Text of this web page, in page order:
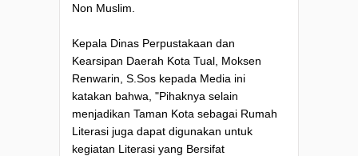
Non Muslim.
Kepala Dinas Perpustakaan dan
Kearsipan Daerah Kota Tual, Moksen
Renwarin, S.Sos kepada Media ini
katakan bahwa, "Pihaknya selain
menjadikan Taman Kota sebagai Rumah
Literasi juga dapat digunakan untuk
kegiatan Literasi yang Bersifat